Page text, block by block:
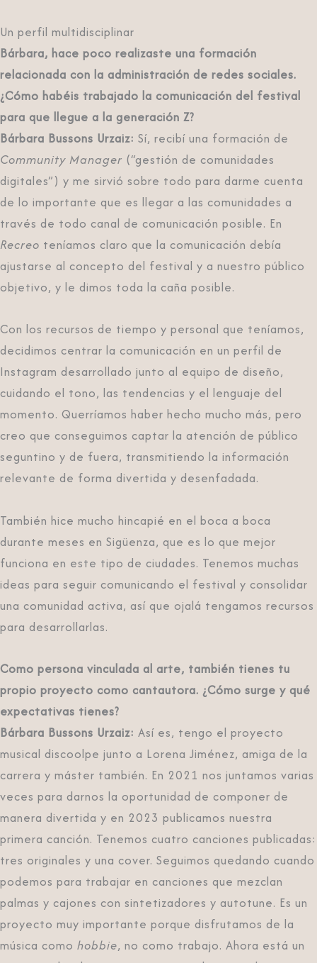
Un perfil multidisciplinar
Bárbara, hace poco realizaste una formación
relacionada con la administración de redes sociales.
¿Cómo habéis trabajado la comunicación del festival
para que llegue a la generación Z?
Bárbara Bussons Urzaiz: Sí, recibí una formación de
Community Manager (“gestión de comunidades
digitales”) y me sirvió sobre todo para darme cuenta
de lo importante que es llegar a las comunidades a
través de todo canal de comunicación posible. En
Recreo teníamos claro que la comunicación debía
ajustarse al concepto del festival y a nuestro público
objetivo, y le dimos toda la caña posible.
Con los recursos de tiempo y personal que teníamos,
decidimos centrar la comunicación en un perfil de
Instagram desarrollado junto al equipo de diseño,
cuidando el tono, las tendencias y el lenguaje del
momento. Querríamos haber hecho mucho más, pero
creo que conseguimos captar la atención de público
seguntino y de fuera, transmitiendo la información
relevante de forma divertida y desenfadada.
También hice mucho hincapié en el boca a boca
durante meses en Sigüenza, que es lo que mejor
funciona en este tipo de ciudades. Tenemos muchas
ideas para seguir comunicando el festival y consolidar
una comunidad activa, así que ojalá tengamos recursos
para desarrollarlas.
Como persona vinculada al arte, también tienes tu
propio proyecto como cantautora. ¿Cómo surge y qué
expectativas tienes?
Bárbara Bussons Urzaiz: Así es, tengo el proyecto
musical discoolpe junto a Lorena Jiménez, amiga de la
carrera y máster también. En 2021 nos juntamos varias
veces para darnos la oportunidad de componer de
manera divertida y en 2023 publicamos nuestra
primera canción. Tenemos cuatro canciones publicadas:
tres originales y una cover. Seguimos quedando cuando
podemos para trabajar en canciones que mezclan
palmas y cajones con sintetizadores y autotune. Es un
proyecto muy importante porque disfrutamos de la
música como hobbie, no como trabajo. Ahora está un